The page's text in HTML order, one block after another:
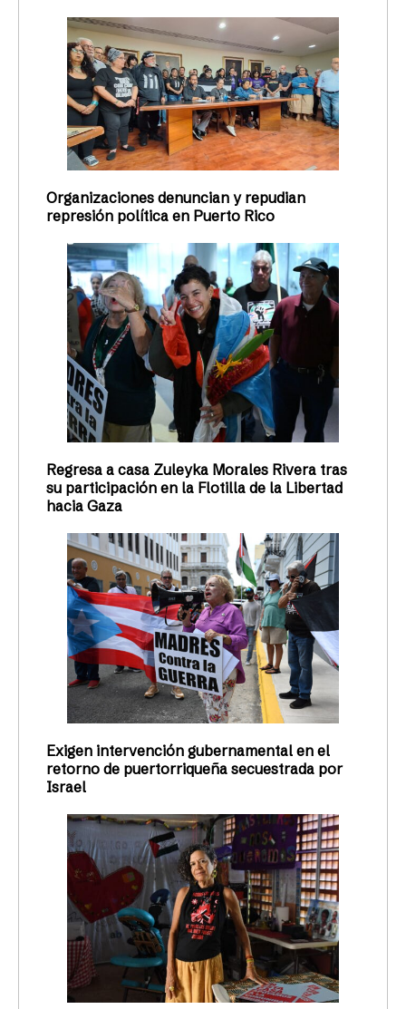
Organizaciones denuncian y repudian
represión política en Puerto Rico
Regresa a casa Zuleyka Morales Rivera tras
su participación en la Flotilla de la Libertad
hacia Gaza
Exigen intervención gubernamental en el
retorno de puertorriqueña secuestrada por
Israel